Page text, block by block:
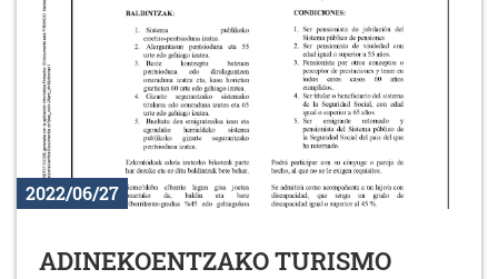
2022/06/27
ADINEKOENTZAKO TURISMO